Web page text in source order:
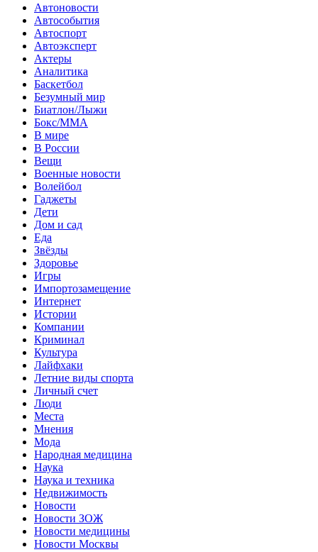
Автоновости
Автособытия
Автоспорт
Автоэксперт
Актеры
Аналитика
Баскетбол
Безумный мир
Биатлон/Лыжи
Бокс/MMA
В мире
В России
Вещи
Военные новости
Волейбол
Гаджеты
Дети
Дом и сад
Еда
Звёзды
Здоровье
Игры
Импортозамещение
Интернет
Истории
Компании
Криминал
Культура
Лайфхаки
Летние виды спорта
Личный счет
Люди
Места
Мнения
Мода
Народная медицина
Наука
Наука и техника
Недвижимость
Новости
Новости ЗОЖ
Новости медицины
Новости Москвы